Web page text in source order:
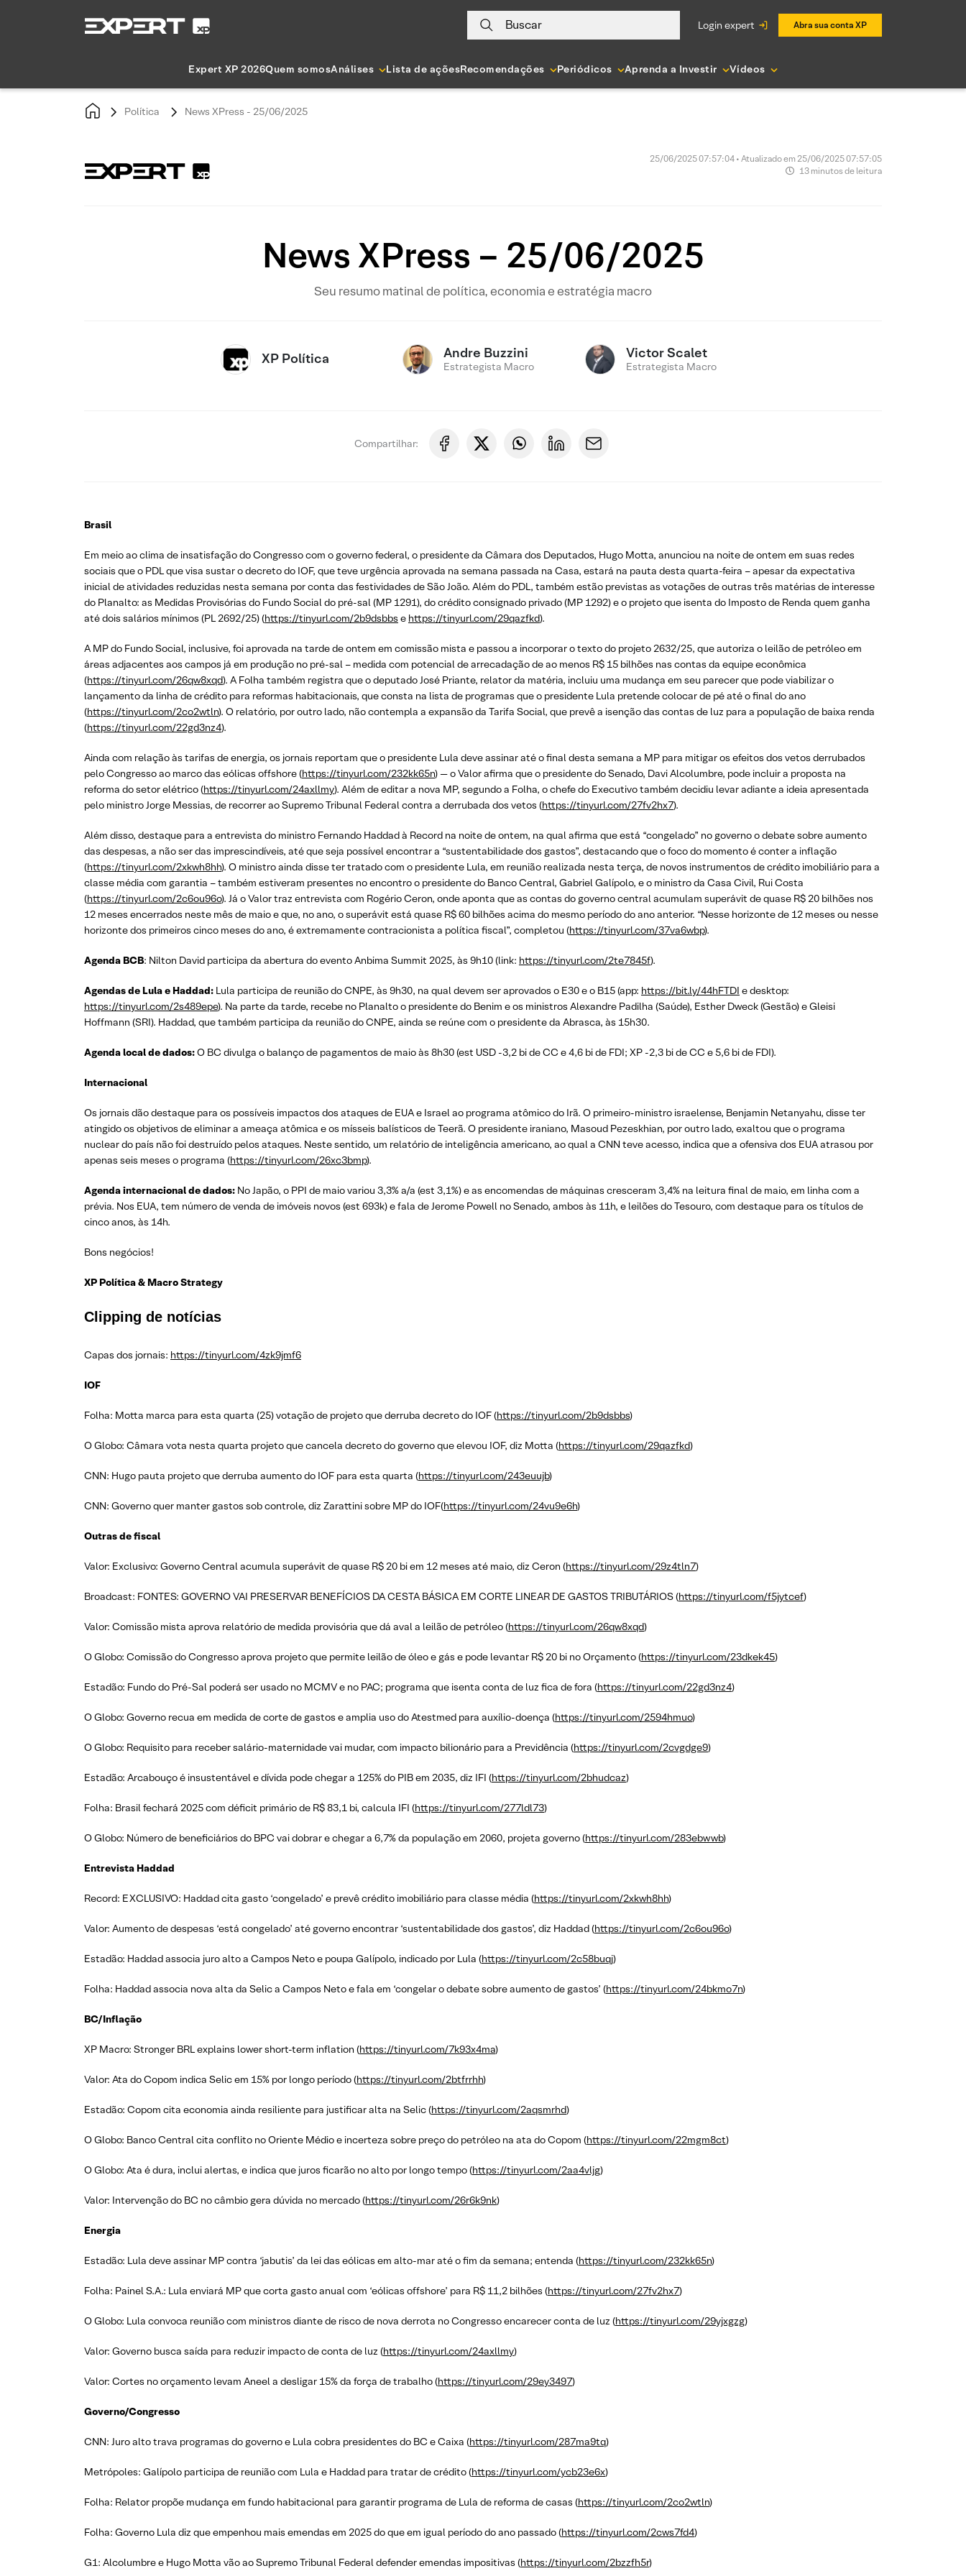
Buscar login expert Abra sua conta XP
Expert XP 2026Quem somosAnálises Lista de açõesRecomendações Periódicos Aprenda a Investir Vídeos
Política News XPress - 25/06/2025
25/06/2025 07:57:04 • Atualizado em 25/06/2025 07:57:05
13 minutos de leitura
News XPress – 25/06/2025
Seu resumo matinal de política, economia e estratégia macro
XP Política Andre Buzzini
Estrategista Macro
Victor Scalet
Estrategista Macro
Compartilhar:
Brasil
Em meio ao clima de insatisfação do Congresso com o governo federal, o presidente da Câmara dos Deputados, Hugo Motta, anunciou na noite de ontem em suas redes
sociais que o PDL que visa sustar o decreto do IOF, que teve urgência aprovada na semana passada na Casa, estará na pauta desta quarta-feira – apesar da expectativa
inicial de atividades reduzidas nesta semana por conta das festividades de São João. Além do PDL, também estão previstas as votações de outras três matérias de interesse
do Planalto: as Medidas Provisórias do Fundo Social do pré-sal (MP 1291), do crédito consignado privado (MP 1292) e o projeto que isenta do Imposto de Renda quem ganha
até dois salários mínimos (PL 2692/25) (https://tinyurl.com/2b9dsbbs e https://tinyurl.com/29qazfkd).
A MP do Fundo Social, inclusive, foi aprovada na tarde de ontem em comissão mista e passou a incorporar o texto do projeto 2632/25, que autoriza o leilão de petróleo em
áreas adjacentes aos campos já em produção no pré-sal – medida com potencial de arrecadação de ao menos R$ 15 bilhões nas contas da equipe econômica
(https://tinyurl.com/26qw8xqd). A Folha também registra que o deputado José Priante, relator da matéria, incluiu uma mudança em seu parecer que pode viabilizar o
lançamento da linha de crédito para reformas habitacionais, que consta na lista de programas que o presidente Lula pretende colocar de pé até o final do ano
(https://tinyurl.com/2co2wtln). O relatório, por outro lado, não contempla a expansão da Tarifa Social, que prevê a isenção das contas de luz para a população de baixa renda
(https://tinyurl.com/22gd3nz4).
Ainda com relação às tarifas de energia, os jornais reportam que o presidente Lula deve assinar até o final desta semana a MP para mitigar os efeitos dos vetos derrubados
pelo Congresso ao marco das eólicas offshore (https://tinyurl.com/232kk65n) — o Valor afirma que o presidente do Senado, Davi Alcolumbre, pode incluir a proposta na
reforma do setor elétrico (https://tinyurl.com/24axllmy). Além de editar a nova MP, segundo a Folha, o chefe do Executivo também decidiu levar adiante a ideia apresentada
pelo ministro Jorge Messias, de recorrer ao Supremo Tribunal Federal contra a derrubada dos vetos (https://tinyurl.com/27fv2hx7).
Além disso, destaque para a entrevista do ministro Fernando Haddad à Record na noite de ontem, na qual afirma que está “congelado” no governo o debate sobre aumento
das despesas, a não ser das imprescindíveis, até que seja possível encontrar a “sustentabilidade dos gastos”, destacando que o foco do momento é conter a inflação
(https://tinyurl.com/2xkwh8hh). O ministro ainda disse ter tratado com o presidente Lula, em reunião realizada nesta terça, de novos instrumentos de crédito imobiliário para a
classe média com garantia – também estiveram presentes no encontro o presidente do Banco Central, Gabriel Galípolo, e o ministro da Casa Civil, Rui Costa
(https://tinyurl.com/2c6ou96o). Já o Valor traz entrevista com Rogério Ceron, onde aponta que as contas do governo central acumulam superávit de quase R$ 20 bilhões nos
12 meses encerrados neste mês de maio e que, no ano, o superávit está quase R$ 60 bilhões acima do mesmo período do ano anterior. “Nesse horizonte de 12 meses ou nesse
horizonte dos primeiros cinco meses do ano, é extremamente contracionista a política fiscal”, completou (https://tinyurl.com/37va6wbp).
Agenda BCB: Nilton David participa da abertura do evento Anbima Summit 2025, às 9h10 (link: https://tinyurl.com/2te7845f).
Agendas de Lula e Haddad: Lula participa de reunião do CNPE, às 9h30, na qual devem ser aprovados o E30 e o B15 (app: https://bit.ly/44hFTDI e desktop:
https://tinyurl.com/2s489epe). Na parte da tarde, recebe no Planalto o presidente do Benim e os ministros Alexandre Padilha (Saúde), Esther Dweck (Gestão) e Gleisi
Hoffmann (SRI). Haddad, que também participa da reunião do CNPE, ainda se reúne com o presidente da Abrasca, às 15h30.
Agenda local de dados:O BC divulga o balanço de pagamentos de maio às 8h30 (est USD -3,2 bi de CC e 4,6 bi de FDI; XP -2,3 bi de CC e 5,6 bi de FDI).
Internacional
Os jornais dão destaque para os possíveis impactos dos ataques de EUA e Israel ao programa atômico do Irã. O primeiro-ministro israelense, Benjamin Netanyahu, disse ter
atingido os objetivos de eliminar a ameaça atômica e os mísseis balísticos de Teerã. O presidente iraniano, Masoud Pezeskhian, por outro lado, exaltou que o programa
nuclear do país não foi destruído pelos ataques. Neste sentido, um relatório de inteligência americano, ao qual a CNN teve acesso, indica que a ofensiva dos EUA atrasou por
apenas seis meses o programa (https://tinyurl.com/26xc3bmp).
Agenda internacional de dados: No Japão, o PPI de maio variou 3,3% a/a (est 3,1%) e as encomendas de máquinas cresceram 3,4% na leitura final de maio, em linha com a
prévia. Nos EUA, tem número de venda de imóveis novos (est 693k) e fala de Jerome Powell no Senado, ambos às 11h, e leilões do Tesouro, com destaque para os títulos de
cinco anos, às 14h.
Bons negócios!
XP Política & Macro Strategy
Clipping de notícias
Capas dos jornais: https://tinyurl.com/4zk9jmf6
IOF
Folha: Motta marca para esta quarta (25) votação de projeto que derruba decreto do IOF (https://tinyurl.com/2b9dsbbs)
O Globo: Câmara vota nesta quarta projeto que cancela decreto do governo que elevou IOF, diz Motta (https://tinyurl.com/29qazfkd)
CNN: Hugo pauta projeto que derruba aumento do IOF para esta quarta (https://tinyurl.com/243euujb)
CNN: Governo quer manter gastos sob controle, diz Zarattini sobre MP do IOF(https://tinyurl.com/24vu9e6h)
Outras de fiscal
Valor: Exclusivo: Governo Central acumula superávit de quase R$ 20 bi em 12 meses até maio, diz Ceron (https://tinyurl.com/29z4tln7)
Broadcast: FONTES: GOVERNO VAI PRESERVAR BENEFÍCIOS DA CESTA BÁSICA EM CORTE LINEAR DE GASTOS TRIBUTÁRIOS (https://tinyurl.com/f5jytcef)
Valor: Comissão mista aprova relatório de medida provisória que dá aval a leilão de petróleo (https://tinyurl.com/26qw8xqd)
O Globo: Comissão do Congresso aprova projeto que permite leilão de óleo e gás e pode levantar R$ 20 bi no Orçamento (https://tinyurl.com/23dkek45)
Estadão: Fundo do Pré-Sal poderá ser usado no MCMV e no PAC; programa que isenta conta de luz fica de fora (https://tinyurl.com/22gd3nz4)
O Globo: Governo recua em medida de corte de gastos e amplia uso do Atestmed para auxílio-doença (https://tinyurl.com/2594hmuo)
O Globo: Requisito para receber salário-maternidade vai mudar, com impacto bilionário para a Previdência (https://tinyurl.com/2cvgdge9)
Estadão: Arcabouço é insustentável e dívida pode chegar a 125% do PIB em 2035, diz IFI (https://tinyurl.com/2bhudcaz)
Folha: Brasil fechará 2025 com déficit primário de R$ 83,1 bi, calcula IFI (https://tinyurl.com/277ldl73)
O Globo: Número de beneficiários do BPC vai dobrar e chegar a 6,7% da população em 2060, projeta governo (https://tinyurl.com/283ebwwb)
Entrevista Haddad
Record: EXCLUSIVO: Haddad cita gasto ‘congelado’ e prevê crédito imobiliário para classe média (https://tinyurl.com/2xkwh8hh)
Valor: Aumento de despesas ‘está congelado’ até governo encontrar ‘sustentabilidade dos gastos’, diz Haddad (https://tinyurl.com/2c6ou96o)
Estadão: Haddad associa juro alto a Campos Neto e poupa Galípolo, indicado por Lula (https://tinyurl.com/2c58buqj)
Folha: Haddad associa nova alta da Selic a Campos Neto e fala em ‘congelar o debate sobre aumento de gastos’ (https://tinyurl.com/24bkmo7n)
BC/Inflação
XP Macro: Stronger BRL explains lower short-term inflation (https://tinyurl.com/7k93x4ma)
Valor: Ata do Copom indica Selic em 15% por longo período (https://tinyurl.com/2btfrrhh)
Estadão: Copom cita economia ainda resiliente para justificar alta na Selic (https://tinyurl.com/2aqsmrhd)
O Globo: Banco Central cita conflito no Oriente Médio e incerteza sobre preço do petróleo na ata do Copom (https://tinyurl.com/22mgm8ct)
O Globo: Ata é dura, inclui alertas, e indica que juros ficarão no alto por longo tempo (https://tinyurl.com/2aa4vljg)
Valor: Intervenção do BC no câmbio gera dúvida no mercado (https://tinyurl.com/26r6k9nk)
Energia
Estadão: Lula deve assinar MP contra ‘jabutis’ da lei das eólicas em alto-mar até o fim da semana; entenda (https://tinyurl.com/232kk65n)
Folha: Painel S.A.: Lula enviará MP que corta gasto anual com ‘eólicas offshore’ para R$ 11,2 bilhões (https://tinyurl.com/27fv2hx7)
O Globo: Lula convoca reunião com ministros diante de risco de nova derrota no Congresso encarecer conta de luz (https://tinyurl.com/29yjxgzg)
Valor: Governo busca saída para reduzir impacto de conta de luz (https://tinyurl.com/24axllmy)
Valor: Cortes no orçamento levam Aneel a desligar 15% da força de trabalho (https://tinyurl.com/29ey3497)
Governo/Congresso
CNN: Juro alto trava programas do governo e Lula cobra presidentes do BC e Caixa (https://tinyurl.com/287ma9tq)
Metrópoles: Galípolo participa de reunião com Lula e Haddad para tratar de crédito (https://tinyurl.com/ycb23e6x)
Folha: Relator propõe mudança em fundo habitacional para garantir programa de Lula de reforma de casas (https://tinyurl.com/2co2wtln)
Folha: Governo Lula diz que empenhou mais emendas em 2025 do que em igual período do ano passado (https://tinyurl.com/2cws7fd4)
G1: Alcolumbre e Hugo Motta vão ao Supremo Tribunal Federal defender emendas impositivas (https://tinyurl.com/2bzzfh5r)